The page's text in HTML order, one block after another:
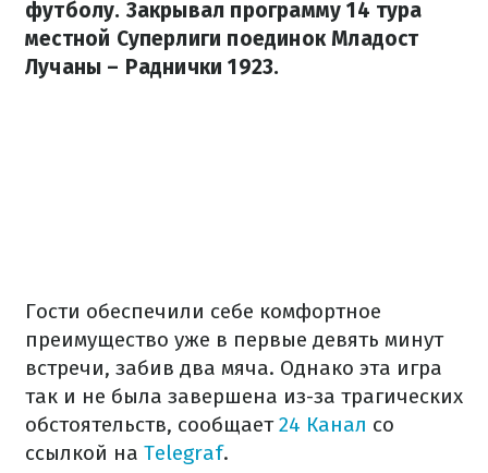
футболу. Закрывал программу 14 тура
местной Суперлиги поединок Младост
Лучаны – Раднички 1923.
Гости обеспечили себе комфортное
преимущество уже в первые девять минут
встречи, забив два мяча. Однако эта игра
так и не была завершена из-за трагических
обстоятельств, сообщает24 Канал со
ссылкой на Telegraf.